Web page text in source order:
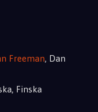
Freeman, Dan
Finska